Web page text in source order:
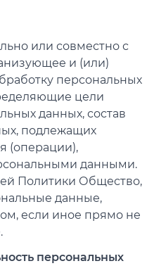
или совместно с
и (или)
персональных
цели
данных, состав
подлежащих
(операции),
данными.
Политики Общество,
данные,
если иное прямо не
персональных